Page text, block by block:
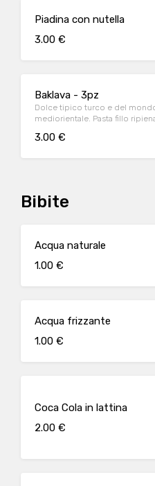
Piadina con nutella
3.00 €
Baklava - 3pz
Dolce tipico turco e del
mediorientale. Pasta fillo
rotolini
3.00 €
Bibite
Acqua naturale
1.00 €
Acqua frizzante
1.00 €
Coca Cola in lattina
2.00 €